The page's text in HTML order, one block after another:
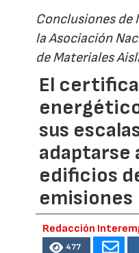
Conclusiones de
la Asociación
de Materiales
El
sus
adaptarse
edificios
emisiones
Redacción
477